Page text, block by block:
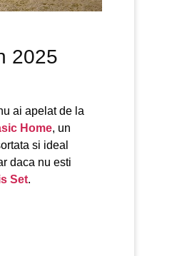
2025
ai apelat de la
Home, un
si ideal
daca nu esti
Set.